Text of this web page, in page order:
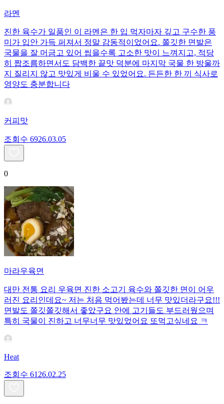
라멘
진한 육수가 일품인 이 라멘은 한 입 먹자마자 깊고 구수한 풍
미가 입안 가득 퍼져서 정말 감동적이었어요. 쫄깃한 면발은
국물을 잘 머금고 있어 씹을수록 고소한 맛이 느껴지고, 적당
히 짭조름하면서도 담백한 끝맛 덕분에 마지막 국물 한 방울까
지 질리지 않고 맛있게 비울 수 있었어요. 든든한 한 끼 식사로
영양도 충분합니다
커피맛
조회수 6926.03.05
0
마라우육면
대만 전통 요리 우육면 진한 소고기 육수와 쫄깃한 면이 어우
러진 요리인데요~ 저는 처음 먹어봤는데 너무 맛있더라구요!!!
면발도 쫄깃쫄깃해서 좋았구요 안에 고기들도 부드러웠으며
특히 국물이 진하고 너무너무 맛있었어요 또먹고싶네요 ㅋ
Heat
조회수 61 26.02.25